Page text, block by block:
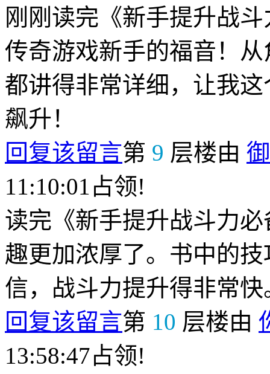
刚刚读完《新手提升战
传奇游戏新手的福音！
都讲得非常详细，让我
飙升！
回复该留言第 9 层楼由
11:10:01占领!
读完《新手提升战斗力
趣更加浓厚了。书中的
信，战斗力提升得非常快
回复该留言第 10 层楼由
13:58:47占领!